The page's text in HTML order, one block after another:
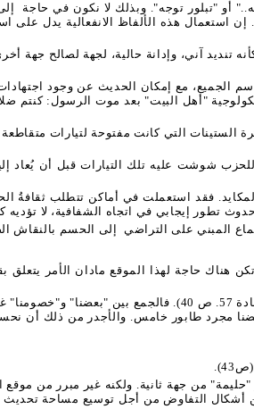
أو "تبلور توجه". وبذلك لا نكون في حاجة
استعمال هذه الألفاظ الانفعالية يدل على
"الرومانسية الثورية". إذ يبدو الأمر وكأنه تنديد آني، وإدانة حالية،
الجميع، مع إمكان الحديث عن وجود
"أهل البيت" بعد موت الرسول: كنتم ضلالا
الستينات التي كانت مفتوحة لتيارات
شوشت عليه تلك التيارات قبل أن يُعاد
فقد استعملت في أماكن تتطلب ثقافةُ
المبني على التراضي
إلى الحسم بالنقاش
هناك حاجة لهذا الموقع مادان الأمر
بناء عليه فلا حاجة لاستعمال عبارة من قبيل: "هذا اللبس الذي يتخذ صبغة بريئة لدى بعضنا، ومغرضة لدى كثير
مجرد طابور خامس. والأجدر من ذلك أن
من جهة ثانية. ولكنه غير مبرر من
أشكال التفاوض من أجل توسيع مساحة